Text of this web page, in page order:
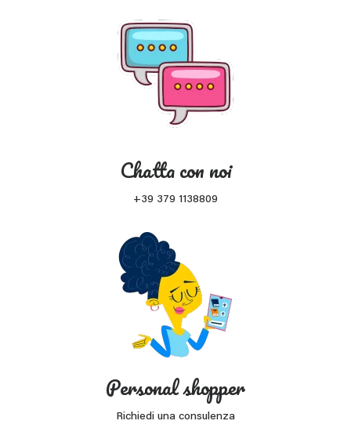
Chatta con noi
+39 379 1138809
Personal shopper
Richiedi una consulenza